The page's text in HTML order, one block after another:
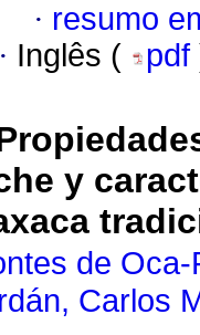
· resumo
· Inglês ( pdf
y
de
Carlos